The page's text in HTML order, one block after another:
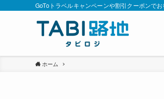
GoToトラベルキャンペーンや割引クーポンで
ホーム